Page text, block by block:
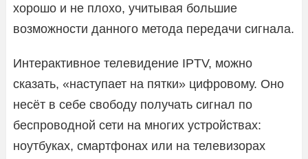
хорошо и не плохо, учитывая большие
возможности данного метода передачи сигнала.
Интерактивное телевидение IPTV, можно
сказать, «наступает на пятки» цифровому. Оно
несёт в себе свободу получать сигнал по
беспроводной сети на многих устройствах:
ноутбуках, смартфонах или на телевизорах